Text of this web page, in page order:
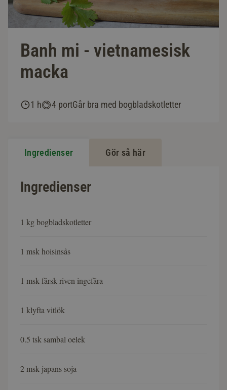
Banh mi - vietnamesisk
macka
1 h 4 portGår bra med bogbladskotletter
Ingredienser Gör så här
Ingredienser
1 kg bogbladskotletter
1 msk hoisinsås
1 msk färsk riven ingefära
1 klyfta vitlök
0.5 tsk sambal oelek
2 msk japans soja